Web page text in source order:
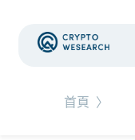
首頁 〉